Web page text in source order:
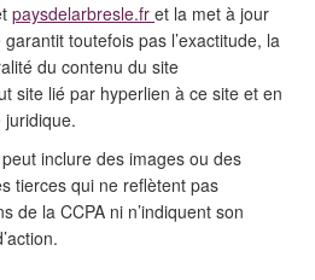
paysdelarbresle.fr et la met à jour
toutefois pas l’exactitude, la
du contenu du site
site lié par hyperlien à ce site et en
inclure des images ou des
tierces qui ne reflètent pas
de la CCPA ni n’indiquent son